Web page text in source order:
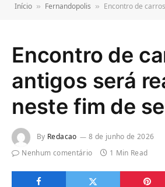
Início » Fernandopolis » Encontro de carros antigos
Encontro de
antigos será
neste fim de
By Redacao
8 de junho de 2026
Nenhum comentário
1 Min Read